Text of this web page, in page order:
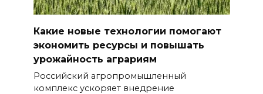
Какие новые технологии помогают
экономить ресурсы и повышать
урожайность аграриям
Российский агропромышленный
комплекс ускоряет внедрение